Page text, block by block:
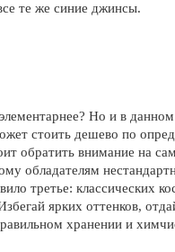
те же синие джинсы.
Но и в
стоить дешево по
обратить внимание на
обладателям
третье: классических
ярких оттенков,
хранении и